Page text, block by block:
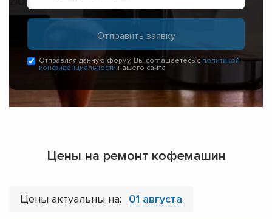
Отправляя данную форму, Вы соглашаетесь с политикой
конфиденциальности нашего сайта
Цены на ремонт кофемашин
Цены актуальны на: 01 августа